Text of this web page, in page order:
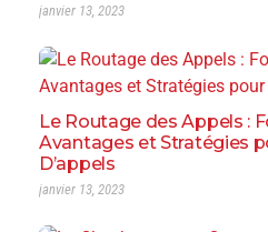
janvier 13, 2023
Le Routage des Appels :
Avantages et Stratégies
D’appels
janvier 13, 2023